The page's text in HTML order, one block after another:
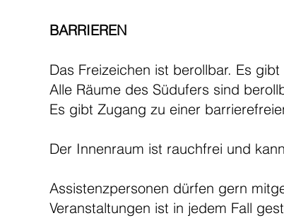
BARRIEREN
Das Freizeichen ist berollbar. Es
Alle Räume des Südufers sind
Es gibt Zugang zu einer
Der Innenraum ist rauchfrei und
Assistenzpersonen dürfen gern
Veranstaltungen ist in jedem Fall